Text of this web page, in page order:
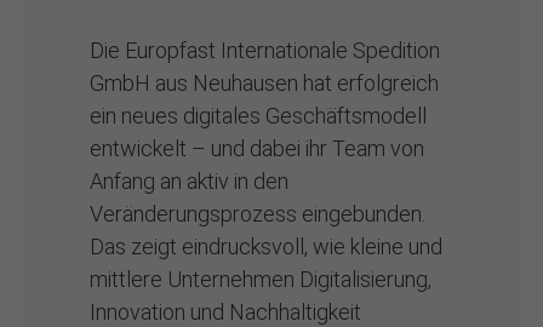
Die Europfast Internationale Spedition
GmbH aus Neuhausen hat erfolgreich
ein neues digitales Geschäftsmodell
entwickelt – und dabei ihr Team von
Anfang an aktiv in den
Veränderungsprozess eingebunden.
Das zeigt eindrucksvoll, wie kleine und
mittlere Unternehmen Digitalisierung,
Innovation und Nachhaltigkeit